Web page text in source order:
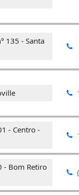
135 - Santa
- Centro -
- Bom Retiro